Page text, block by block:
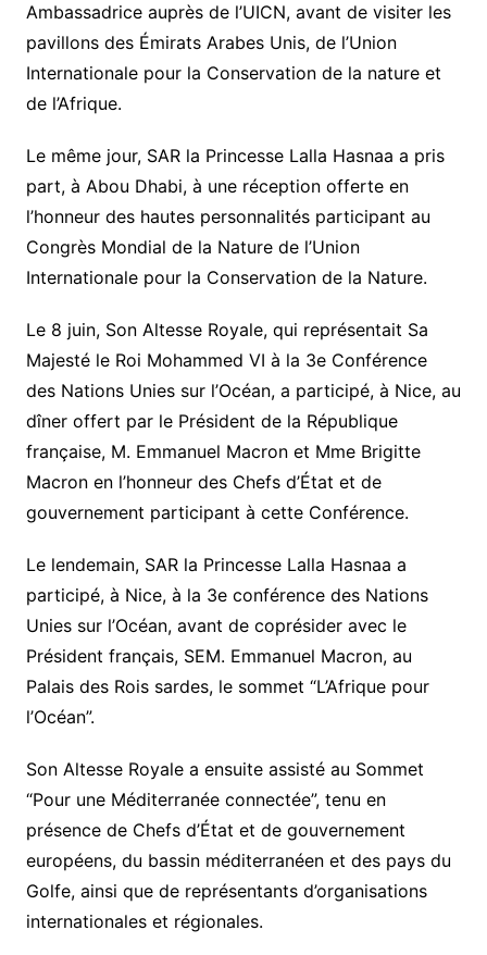
Ambassadrice auprès de l’UICN, avant de visiter les
pavillons des Émirats Arabes Unis, de l’Union
Internationale pour la Conservation de la nature et
de l’Afrique.
Le même jour, SAR la Princesse Lalla Hasnaa a pris
part, à Abou Dhabi, à une réception offerte en
l’honneur des hautes personnalités participant au
Congrès Mondial de la Nature de l’Union
Internationale pour la Conservation de la Nature.
Le 8 juin, Son Altesse Royale, qui représentait Sa
Majesté le Roi Mohammed VI à la 3e Conférence
des Nations Unies sur l’Océan, a participé, à Nice, au
dîner offert par le Président de la République
française, M. Emmanuel Macron et Mme Brigitte
Macron en l’honneur des Chefs d’État et de
gouvernement participant à cette Conférence.
Le lendemain, SAR la Princesse Lalla Hasnaa a
participé, à Nice, à la 3e conférence des Nations
Unies sur l’Océan, avant de coprésider avec le
Président français, SEM. Emmanuel Macron, au
Palais des Rois sardes, le sommet “L’Afrique pour
l’Océan”.
Son Altesse Royale a ensuite assisté au Sommet
“Pour une Méditerranée connectée”, tenu en
présence de Chefs d’État et de gouvernement
européens, du bassin méditerranéen et des pays du
Golfe, ainsi que de représentants d’organisations
internationales et régionales.